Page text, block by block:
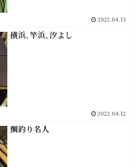
2022.04.13
横浜､竿浜､汐よし
2022.04.12
鯛釣り名人